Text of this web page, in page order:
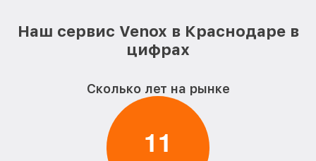
Наш сервис Venox в Краснодаре в
цифрах
Сколько лет на рынке
11